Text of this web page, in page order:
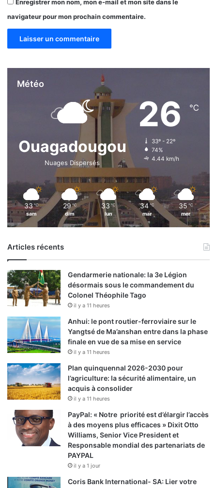
Enregistrer mon nom, mon e-mail et mon site dans le
navigateur pour mon prochain commentaire.
Météo
Ouagadougou
Nuages Dispersés
26 ℃
33º - 22º
74%
4.44 km/h
33 ℃
sam
29 ℃
dim
33 ℃
lun
34 ℃
mar
35 ℃
mer
Articles récents
Gendarmerie nationale: la 3e Légion
désormais sous le commandement du
Colonel Théophile Tago
il y a 11 heures
Anhui: le pont routier-ferroviaire sur le
Yangtsé de Ma’anshan entre dans la phase
finale en vue de sa mise en service
il y a 11 heures
Plan quinquennal 2026-2030 pour
l’agriculture: la sécurité alimentaire, un
acquis à consolider
il y a 11 heures
PayPal: « Notre priorité est d’élargir l’accès
à des moyens plus efficaces » Dixit Otto
Williams, Senior Vice President et
Responsable mondial des partenariats de
PAYPAL
il y a 1 jour
Coris Bank International- SA: Lier votre